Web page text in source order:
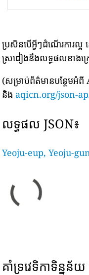
ប្រសិនបើអ្វីៗដំណើរការល្
ស្រដៀងនឹងលទ្ធផលខាងក្
(សម្រាប់ព័ត៌មានបន្ថែមអំ
និង aqicn.org/json-
លទ្ធផល JSON៖
Yeoju-eup, Yeoju-
គាំទ្រវេទិកាទិន្